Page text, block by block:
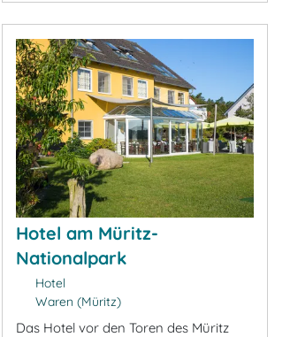
Hotel am Müritz-
Nationalpark
Hotel
Waren (Müritz)
Das Hotel vor den Toren des Müritz